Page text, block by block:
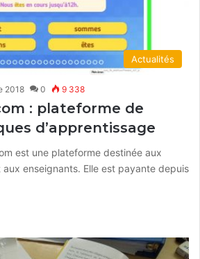
Actualités
2018 0 9 338
: plateforme de
d’apprentissage
est une plateforme destinée aux
enseignants. Elle est payante depuis